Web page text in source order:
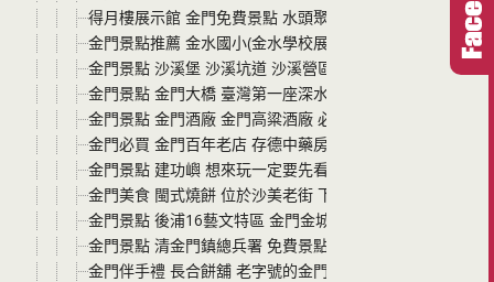
得月樓展示館 金門免費景點 水頭聚落必玩景點之一
金門景點推薦 金水國小(金水學校展示館) 一種回到書院上
金門景點 沙溪堡 沙溪坑道 沙溪營區木棧道看海景 看日落
金門景點 金門大橋 臺灣第一座深水域的跨海大橋 通往小
金門景點 金門酒廠 金門高粱酒廠 必吃高粱酒冰淇淋咖啡與
金門必買 金門百年老店 存德中藥房 店裡的櫃子都是近二
金門景點 建功嶼 想來玩一定要先看潮汐表 否則無法登島
金門美食 閩式燒餅 位於沙美老街 下午冷門時段一樣排隊
金門景點 後浦16藝文特區 金門金城鎮上免費景點 必拍花
金門景點 清金門鎮總兵署 免費景點 就在美食多多的金城
金門伴手禮 長合餅舖 老字號的金門傳統餅舖糕點 伴手禮